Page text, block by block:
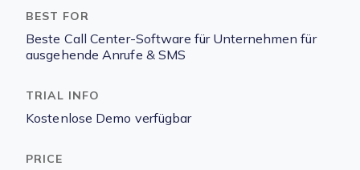
Beste Call Center-Software für Unternehmen für
ausgehende Anrufe & SMS
Kostenlose Demo verfügbar